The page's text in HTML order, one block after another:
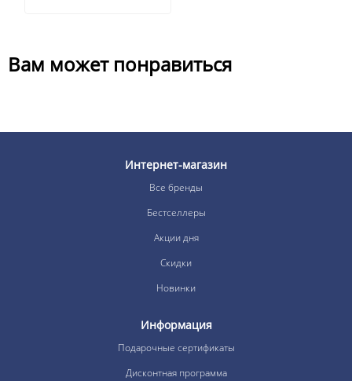
Вам может понравиться
Интернет-магазин
Все бренды
Бестселлеры
Акции дня
Скидки
Новинки
Информация
Подарочные сертификаты
Дисконтная программа